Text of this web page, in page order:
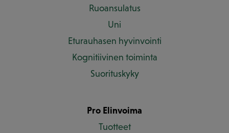
Ruoansulatus
Uni
Eturauhasen hyvinvointi
Kognitiivinen toiminta
Suorituskyky
Pro Elinvoima
Tuotteet